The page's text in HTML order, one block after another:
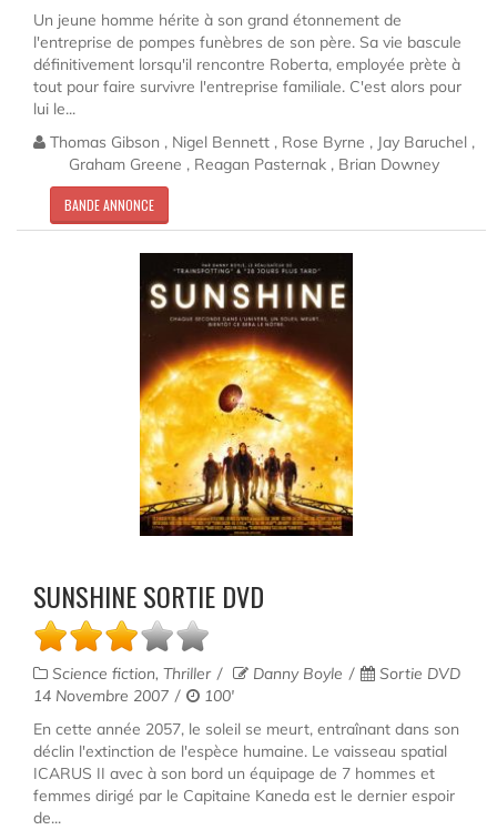
Un jeune homme hérite à son grand étonnement de
l'entreprise de pompes funèbres de son père. Sa vie bascule
définitivement lorsqu'il rencontre Roberta, employée prète à
tout pour faire survivre l'entreprise familiale. C'est alors pour
lui le...
Thomas Gibson , Nigel Bennett , Rose Byrne , Jay Baruchel ,
Graham Greene , Reagan Pasternak , Brian Downey
BANDE ANNONCE
SUNSHINE SORTIE DVD
Science fiction, Thriller Danny Boyle
Sortie DVD
14 Novembre 2007
100'
En cette année 2057, le soleil se meurt, entraînant dans son
déclin l'extinction de l'espèce humaine. Le vaisseau spatial
ICARUS II avec à son bord un équipage de 7 hommes et
femmes dirigé par le Capitaine Kaneda est le dernier espoir
de...